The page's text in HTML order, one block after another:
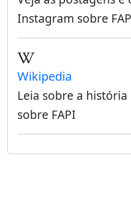
Instagram sobre
Wikipedia
Leia sobre a
sobre FAPI